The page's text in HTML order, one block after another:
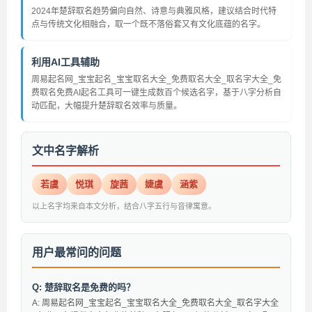
2024年楚辞取名趋势偏向自然、诗意与典雅风格，建议结合时代特
点与传统文化相融合，取一个既不落俗套又有文化底蕴的名字。
利用AI工具辅助
周易起名网_宝宝起名_宝宝取名大全_免费取名大全_取名字大全_免
费取名免费AI起名工具可一键生成数百个候选名字，基于八字分析自
动匹配，大幅提升楚辞取名效率与质量。
文中名字解析
若虞 悦琪 旋茜 婕虞 涵紫
以上名字均来自本文分析，结合八字五行与音律寓意。
用户最常问的问题
Q: 楚辞取名是免费的吗？
A: 周易起名网_宝宝起名_宝宝取名大全_免费取名大全_取名字大全